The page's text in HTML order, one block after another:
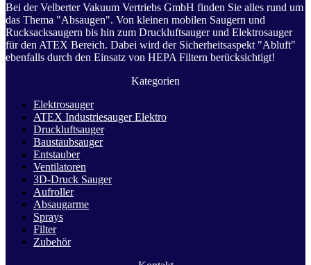
Bei der Velberter Vakuum Vertriebs GmbH finden Sie alles rund um
das Thema "Absaugen". Von kleinen mobilen Saugern und
Rucksacksaugern bis hin zum Druckluftsauger und Elektrosauger
für den ATEX Bereich. Dabei wird der Sicherheitsaspekt "Abluft"
ebenfalls durch den Einsatz von HEPA Filtern berücksichtigt!
Kategorien
Elektrosauger
ATEX Industriesauger Elektro
Druckluftsauger
Baustaubsauger
Entstauber
Ventilatoren
3D-Druck Sauger
Aufroller
Absaugarme
Sprays
Filter
Zubehör